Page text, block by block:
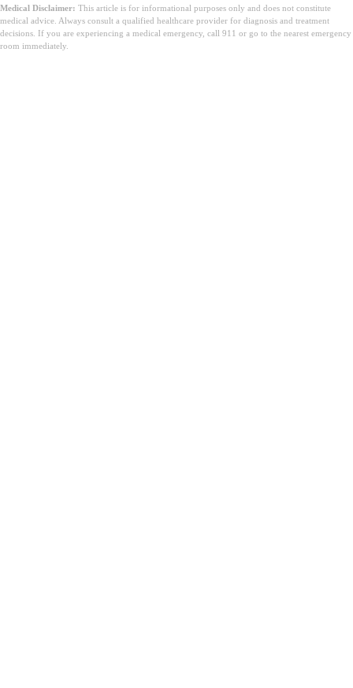
Medical Disclaimer: This article is for informational purposes only and does not constitute
medical advice. Always consult a qualified healthcare provider for diagnosis and treatment
decisions. If you are experiencing a medical emergency, call 911 or go to the nearest emergency
room immediately.